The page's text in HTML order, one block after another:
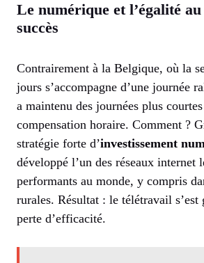
Le numérique et l’égalité
succès
Contrairement à la Belgique, où la
jours s’accompagne d’une journée
a maintenu des journées plus
compensation horaire. Comment ?
stratégie forte d’investissement
développé l’un des réseaux internet
performants au monde, y compris
rurales. Résultat : le télétravail s’est
perte d’efficacité.